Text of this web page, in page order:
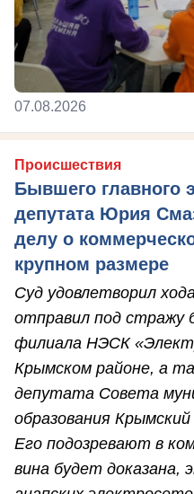
07.08.2026
Происшествия
Бывшего главного
депутата Юрия
делу о
крупном размере
Суд удовлетворил
отправил под стражу
филиала НЭСК
Крымском районе, а
депутата Совета
образования
Его подозревают в
вина будет доказана,